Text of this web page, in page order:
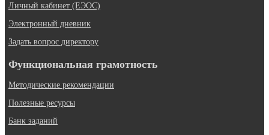
Личный кабинет (ЕЭОС)
Электронный дневник
Задать вопрос директору
Функциональная грамотность
Методические рекомендации
Полезные ресурсы
Банк заданий